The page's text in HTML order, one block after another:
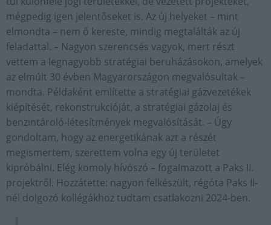
mégpedig igen jelentőseket is. Az új helyeket – mint
elmondta – nem ő kereste, mindig megtalálták az új
feladattal. – Nagyon szerencsés vagyok, mert részt
vettem a legnagyobb stratégiai beruházásokon, amelyek
az elmúlt 30 évben Magyarországon megvalósultak –
mondta. Példaként említette a stratégiai gázvezetékek
kiépítését, rekonstrukcióját, a stratégiai gázolaj és
benzintároló-létesítmények megvalósítását. – Úgy
gondoltam, hogy az energetikának azt a részét
megismertem, szerettem volna egy új területet
kipróbálni. Elég komoly hívószó – fogalmazott a Paks II.
projektről. Hozzátette: nagyon felkészült, régóta Paks II-
nél dolgozó kollégákhoz tudtam csatlakozni 2024-ben.